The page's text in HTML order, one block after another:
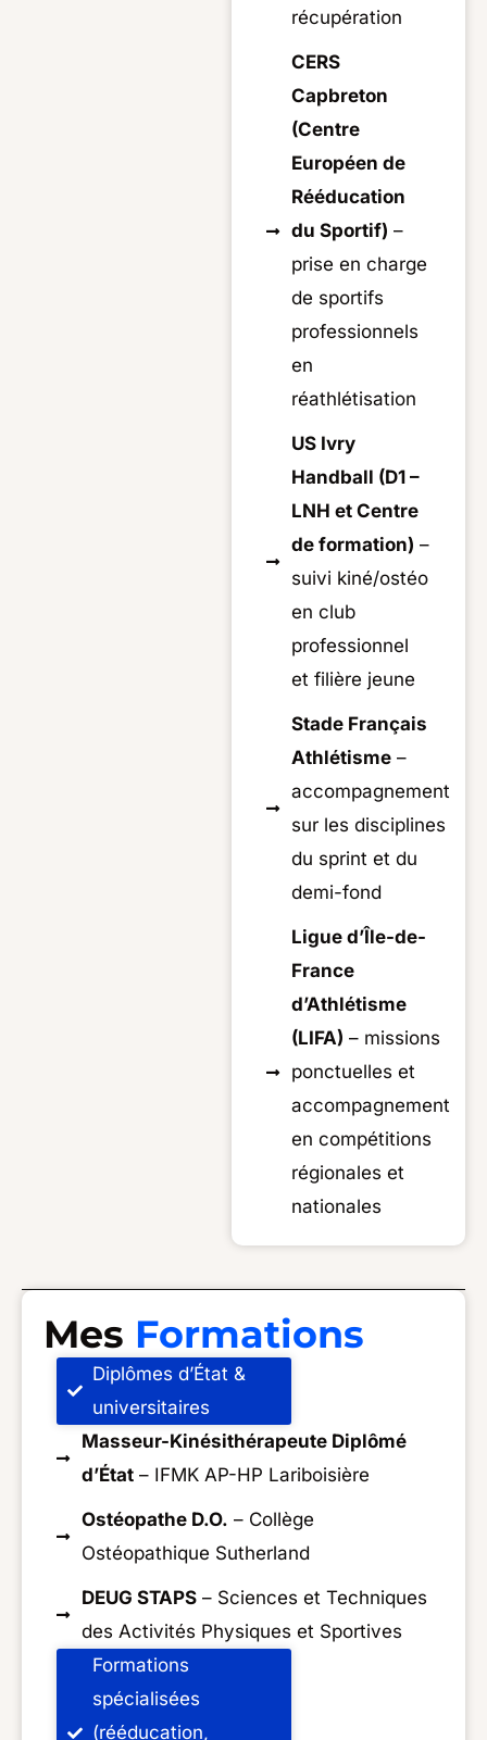
récupération
CERS
Capbreton
(Centre
Européen de
Rééducation
du Sportif) –
prise en charge
de sportifs
professionnels
en
réathlétisation
US Ivry
Handball (D1 –
LNH et Centre
de formation) –
suivi kiné/ostéo
en club
professionnel
et filière jeune
Stade Français
Athlétisme–
accompagnement
sur les disciplines
du sprint et du
demi-fond
Ligue d’Île-de-
France
d’Athlétisme
(LIFA) – missions
ponctuelles et
accompagnement
en compétitions
régionales et
nationales
Mes Formations
Diplômes d’État &
universitaires
Masseur-Kinésithérapeute Diplômé
d’État– IFMK AP-HP Lariboisière
Ostéopathe D.O. – Collège
Ostéopathique Sutherland
DEUG STAPS– Sciences et Techniques
des Activités Physiques et Sportives
Formations
spécialisées
(rééducation,